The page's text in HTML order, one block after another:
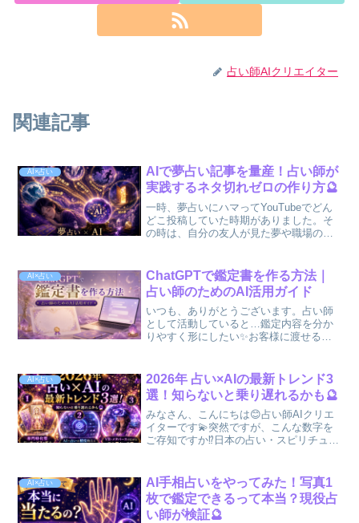
占い師AIクリエイター
関連記事
AI×占い
AIで夢占い記事を量産！占い師が
実践するネタ切れゼロの作り方🔮
一時、夢占いにハマってYouTubeでどん
どこ投稿していた時期がありました。そ
の時は、自分の友人が見た夢や職場の人
なに、夢占いの記事って…書いてみたい
けど夢の種類が多す...
AI×占い
ChatGPTで鑑定書を作る方法｜
占い師のためのAI活用ガイド
いつも、ありがとうございます。占い師
として活動していると…鑑定内容を分か
りやすく形にしたい✨お客様に渡せる鑑
の鑑定に比べてお客様の満足度や信頼感
をぐっと高めてくれる...
AI×占い
2026年 占い×AIの最新トレンド3
選！知らないと乗り遅れるかも🔮
みなさん、こんにちは😊占い師AIクリエ
イターです💫突然ですが、こんな数字を
ご存知ですか⁉️日本の占い・スピリチュア
れません。実は占いの世界は今、空前の
成長期を迎えて...
AI×占い
AI手相占いをやってみた！写真1
枚で鑑定できるって本当？現役占
い師が検証🔮